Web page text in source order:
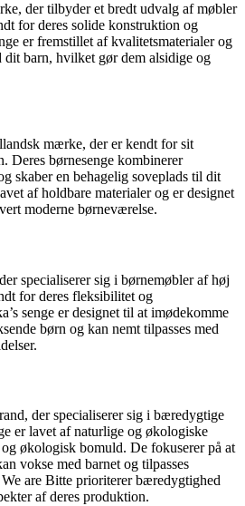
der tilbyder et bredt udvalg af møbler
for deres solide konstruktion og
er fremstillet af kvalitetsmaterialer og
dit barn, hvilket gør dem alsidige og
mærke, der er kendt for sit
Deres børnesenge kombinerer
skaber en behagelig soveplads til dit
af holdbare materialer og er designet
moderne børneværelse.
specialiserer sig i børnemøbler af høj
for deres fleksibilitet og
senge er designet til at imødekomme
børn og kan nemt tilpasses med
der specialiserer sig i bæredygtige
er lavet af naturlige og økologiske
økologisk bomuld. De fokuserer på at
vokse med barnet og tilpasses
are Bitte prioriterer bæredygtighed
af deres produktion.